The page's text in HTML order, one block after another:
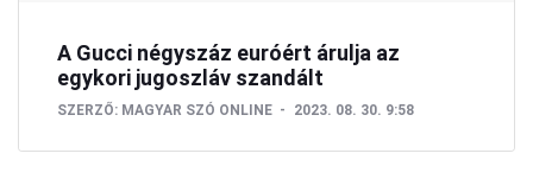
A Gucci négyszáz euróért árulja az
egykori jugoszláv szandált
SZERZŐ: MAGYAR SZÓ ONLINE 2023. 08. 30. 9:58